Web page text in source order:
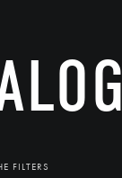
FILTERS